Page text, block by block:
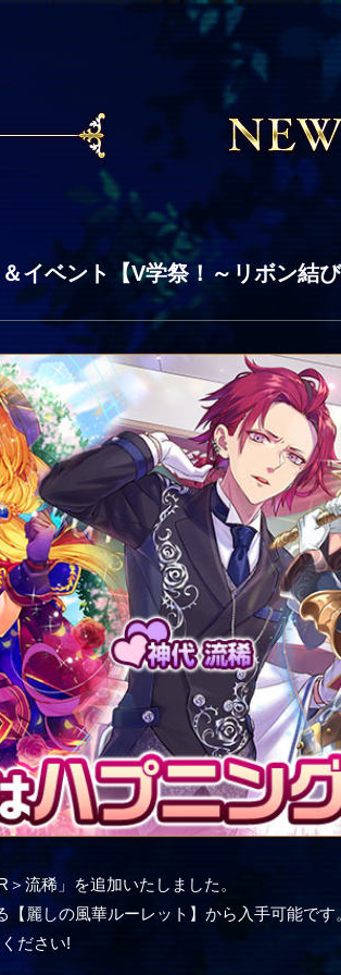
イベント【V学祭！～リボン結
流稀」を追加いたしました。
【麗しの風華ルーレット】から入手可能です
ださい!